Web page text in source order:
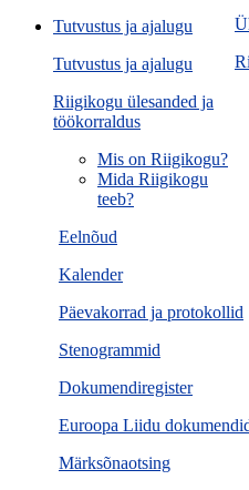
Eelnõud
Kalender
Päevakorrad ja protokollid
Stenogrammid
Dokumendiregister
Euroopa Liidu
Märksõnaotsing
Tutvustus ja ajalugu
Tutvustus ja ajalugu
Riigikogu ülesanded ja
töökorraldus
Mis on Riigikogu?
Mida Riigikogu
teeb?